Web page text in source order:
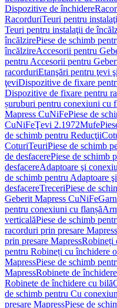
Dispozitive de închidere
RacorduriTeuri pentru
Teuri pentru instalaţii de
încălzirePiese de schimb
încălzireAccesorii pentru
pentru Accesorii pentru
racorduriEtanşări pentru ţevi
ţeviDispozitive de fixare
Dispozitive de fixare pentru
șuruburi pentru conexiuni cu
Mapress CuNiFePiese de
CuNiFeŢevi 2.1972Mufe
de schimb pentru Reducţii
CoturiTeuriPiese de schimb
de desfacerePiese de schimb
desfacereAdaptoare şi
de schimb pentru Adaptoare
desfacereTreceriPiese de
Geberit Mapress CuNiFe
pentru conexiuni cu flanșă
verticalăPiese de schimb
racorduri prin presare Mapress
prin presare MapressRobineți
pentru Robineți cu închidere
MapressPiese de schimb
MapressRobinete de
Robinete de închidere cu bilă
de schimb pentru Cu
presare MapressPiese de